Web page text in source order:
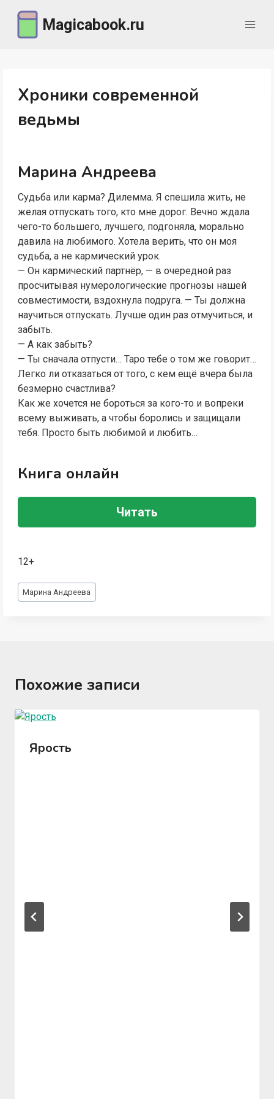
содержимому
Magicabook.ru
Хроники современной
ведьмы
Марина Андреева
Судьба или карма? Дилемма. Я спешила жить, не
желая отпускать того, кто мне дорог. Вечно ждала
чего-то большего, лучшего, подгоняла, морально
давила на любимого. Хотела верить, что он моя
судьба, а не кармический урок.
— Он кармический партнёр, — в очередной раз
просчитывая нумерологические прогнозы нашей
совместимости, вздохнула подруга. — Ты должна
научиться отпускать. Лучше один раз отмучиться, и
забыть.
— А как забыть?
— Ты сначала отпусти… Таро тебе о том же говорит…
Легко ли отказаться от того, с кем ещё вчера была
безмерно счастлива?
Как же хочется не бороться за кого-то и вопреки
всему выживать, а чтобы боролись и защищали
тебя. Просто быть любимой и любить…
Книга онлайн
Читать
12+
Метки
записи:
Марина Андреева
Похожие записи
Ярость